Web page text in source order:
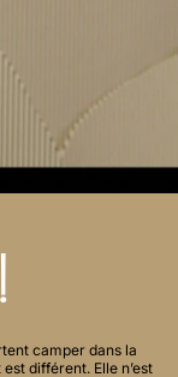
camper dans la
différent. Elle n’est